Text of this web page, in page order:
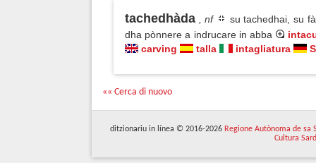
tachedhàda , nf
su tachedhai, su
dha pònnere a indrucare in abba
carving
talla intagliatura
«« Cerca di nuovo
ditzionariu in línea © 2016-2026 Regione Autònoma de sa
Cultura